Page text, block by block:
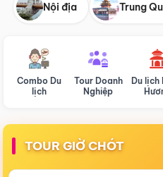
Nội địa Trung
Combo Du
lịch
Tour Doanh
Nghiệp
Du lịch
TOUR GIỜ CHÓT